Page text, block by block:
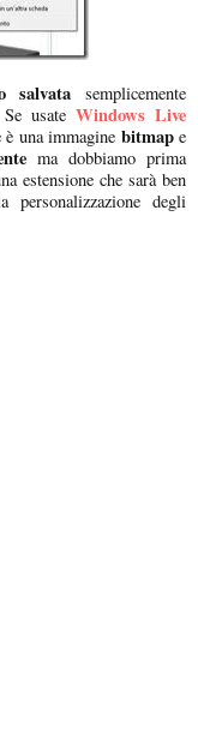
salvata semplicemente
usate Windows Live
una immagine bitmape
ma dobbiamo prima
estensione che sarà ben
degli